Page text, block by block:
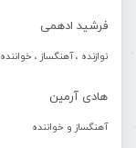
فرشید ادهمی
نوازنده ، آهنگساز ، خواننده
هادی آرمین
آهنگساز و خواننده